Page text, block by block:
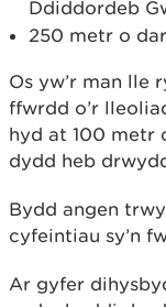
Ddiddordeb
250 metr o
Os yw’r man lle
ffwrdd o’r
hyd at 100 metr
dydd heb
Bydd angen
cyfeintiau sy’n
Ar gyfer